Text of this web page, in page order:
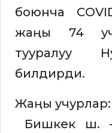
боюнча
жаңы 74
тууралуу
билдирди.
Жаңы учурлар:
Бишкек ш.